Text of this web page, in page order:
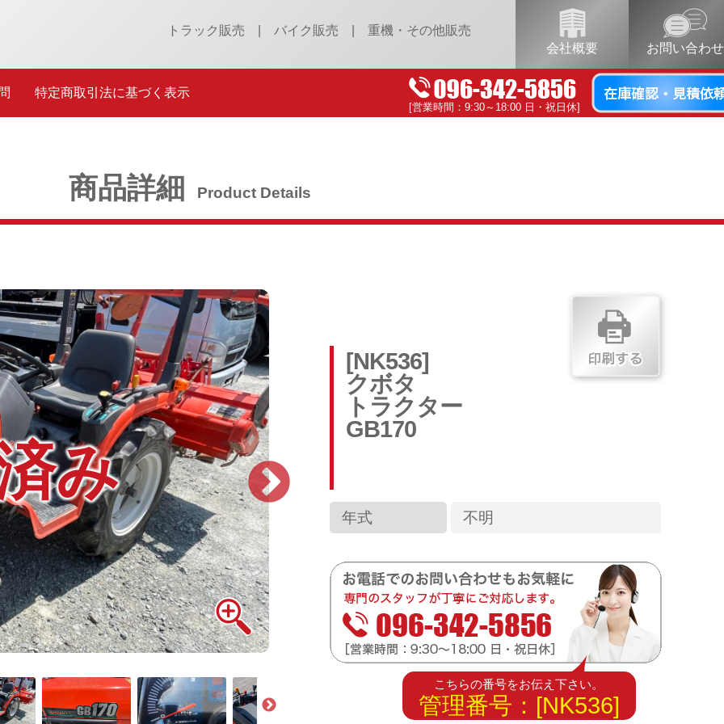
トラック販売 バイク販売
重機・その他販売
会社概要
お問い合わせ
特定商取引法に基づく表示
[営業時間：9:30～18:00 日・祝日休]
商品詳細 Product Details
み
[NK536]
クボタ
トラクター
GB170
年式 不明
こちらの番号をお伝え下さい。
管理番号：[NK536]